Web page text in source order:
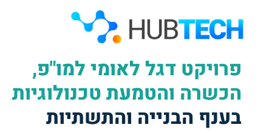
פרויקט דגל לאומי למו"פ,
הכשרה והטמעת טכנולוגיות
בענף הבנייה והתשתיות